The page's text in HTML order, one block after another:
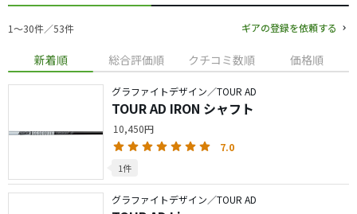
1〜30件／53件 ギアの登録を依頼する
新着順 総合評価順 クチコミ数順 価格順
グラファイトデザイン／TOUR AD
TOUR AD IRON シャフト
10,450円
7.0
1件
グラファイトデザイン／TOUR AD